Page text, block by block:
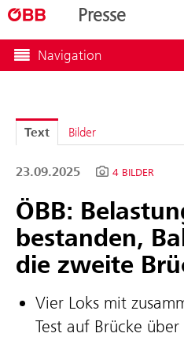
Presse
Navigation
Text Bilder
23.09.2025 4 BILDER
ÖBB:
bestanden,
die zweite
Vier Loks mit
Test auf Brücke